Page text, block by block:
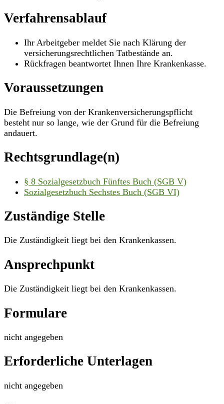
Verfahrensablauf
Ihr Arbeitgeber meldet Sie nach Klärung der
versicherungsrechtlichen Tatbestände an.
Rückfragen beantwortet Ihnen Ihre Krankenkasse.
Voraussetzungen
Die Befreiung von der Krankenversicherungspflicht
besteht nur so lange, wie der Grund für die Befreiung
andauert.
Rechtsgrundlage(n)
§ 8 Sozialgesetzbuch Fünftes Buch (SGB V)
Sozialgesetzbuch Sechstes Buch (SGB VI)
Zuständige Stelle
Die Zuständigkeit liegt bei den Krankenkassen.
Ansprechpunkt
Die Zuständigkeit liegt bei den Krankenkassen.
Formulare
nicht angegeben
Erforderliche Unterlagen
nicht angegeben